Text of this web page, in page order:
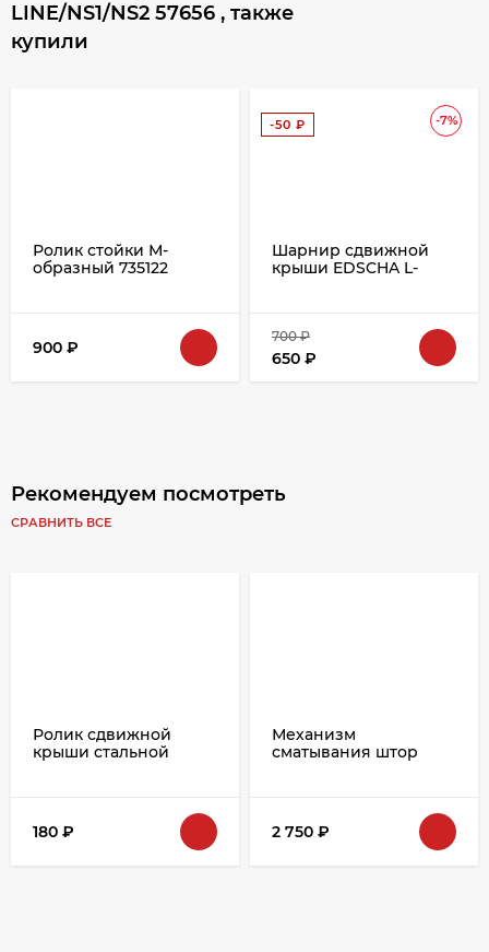
LINE/NS1/NS2 57656 , также
купили
Ролик стойки М-
образный 735122
900 ₽
-7%
-50 ₽
Шарнир сдвижной
крыши EDSCHA L-
700₽
650 ₽
Рекомендуем посмотреть
СРАВНИТЬ ВСЕ
Ролик сдвижной
крыши стальной
180 ₽
Механизм
сматывания штор
2 750 ₽